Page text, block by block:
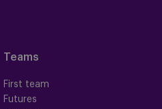
Teams
First team
Futures